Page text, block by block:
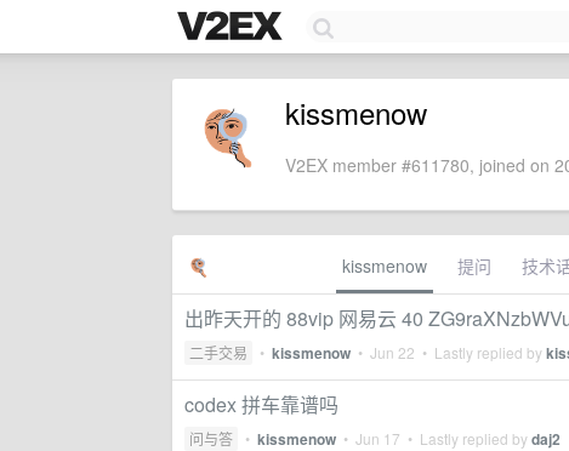
kissmenow
V2EX member #611780, joined on
kissmenow 提问 技术
出昨天开的 88vip 网易云 40
二手交易 • kissmenow • Jun 22 • Lastly replied by
codex 拼车靠谱吗
问与答 • kissmenow • Jun 17 • Lastly replied bydaj2